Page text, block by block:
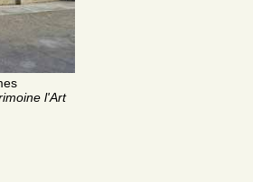
l'Art